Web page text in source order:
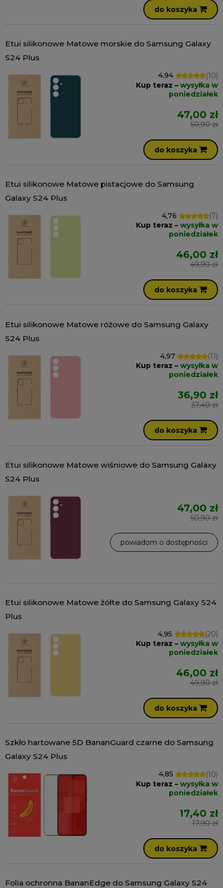
do koszyka
Etui silikonowe Matowe morskie do Samsung Galaxy
S24 Plus
4,94
(10)
Kup teraz – wysyłka w
poniedziałek
47,00 zł
50,90 zł
do koszyka
Etui silikonowe Matowe pistacjowe do Samsung
Galaxy S24 Plus
4,76
(7)
Kup teraz – wysyłka w
poniedziałek
46,00 zł
49,90 zł
do koszyka
Etui silikonowe Matowe różowe do Samsung Galaxy
S24 Plus
4,97
(11)
Kup teraz – wysyłka w
poniedziałek
36,90 zł
37,40 zł
do koszyka
Etui silikonowe Matowe wiśniowe do Samsung Galaxy
S24 Plus
47,00 zł
50,90 zł
powiadom o dostępności
Etui silikonowe Matowe żółte do Samsung Galaxy S24
Plus
4,95
(20)
Kup teraz – wysyłka w
poniedziałek
46,00 zł
49,90 zł
do koszyka
Szkło hartowane 5D BananGuard czarne do Samsung
Galaxy S24 Plus
4,85
(10)
Kup teraz – wysyłka w
poniedziałek
17,40 zł
17,90 zł
do koszyka
Folia ochronna BananEdge do Samsung Galaxy S24